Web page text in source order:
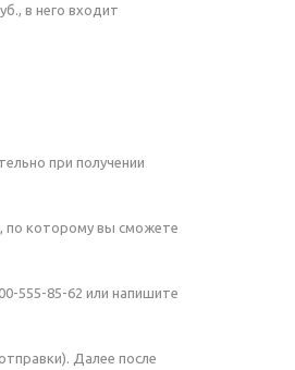
в него входит
при получении
по которому вы сможете
555-85-62 или напишите
Далее после